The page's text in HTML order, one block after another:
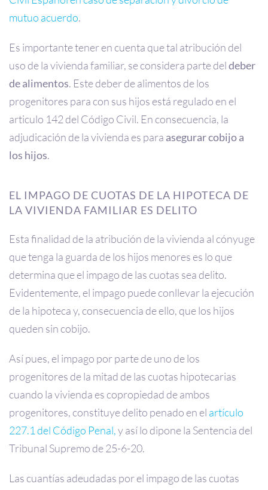
mutuo acuerdo.
Es importante tener en cuenta que tal atribución del
uso de la vivienda familiar, se considera parte deldeber
de alimentos. Este deber de alimentos de los
progenitores para con sus hijos está regulado en el
articulo 142 del Código Civil. En consecuencia, la
adjudicación de la vivienda es para asegurar cobijo a
los hijos.
EL IMPAGO DE CUOTAS DE LA HIPOTECA DE
LA VIVIENDA FAMILIAR ES DELITO
Esta finalidad de la atribución de la vivienda al cónyuge
que tenga la guarda de los hijos menores es lo que
determina que el impago de las cuotas sea delito.
Evidentemente, el impago puede conllevar la ejecución
de la hipoteca y, consecuencia de ello, que los hijos
queden sin cobijo.
Así pues, el impago por parte de uno de los
progenitores de la mitad de las cuotas hipotecarias
cuando la vivienda es copropiedad de ambos
progenitores, constituye delito penado en el artículo
227.1 del Código Penal,y así lo dipone la Sentencia del
Tribunal Supremo de 25-6-20.
Las cuantías adeudadas por el impago de las cuotas